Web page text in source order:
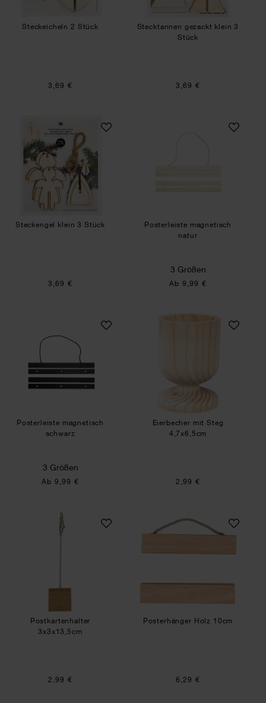
Steckeicheln 2 Stück
3,69 €
Stecktannen gezackt klein 3
Stück
3,69 €
Steckengel klein 3 Stück
Steckengel klein 3 Stück
3,69 €
Posterleiste
Posterleiste magnetisch
natur
3 Größen
Ab 9,99 €
Posterleiste magnetisch schwarz
Posterleiste magnetisch
schwarz
3 Größen
Ab 9,99 €
Eierbecher mit
Eierbecher mit Steg
4,7x6,5cm
2,99 €
Postkartenhalter 3x3x13,5cm
Postkartenhalter
3x3x13,5cm
2,99 €
Posterhänger
Posterhänger Holz 10cm
6,29 €